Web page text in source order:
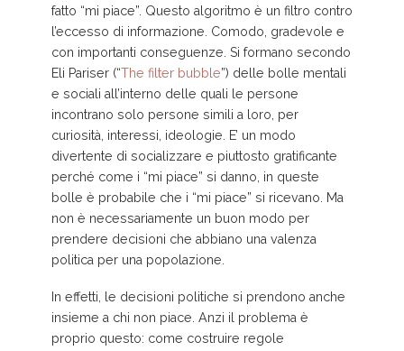
fatto “mi piace”. Questo algoritmo è un filtro contro
l’eccesso di informazione. Comodo, gradevole e
con importanti conseguenze. Si formano secondo
Eli Pariser (“The filter bubble”) delle bolle mentali
e sociali all’interno delle quali le persone
incontrano solo persone simili a loro, per
curiosità, interessi, ideologie. E’ un modo
divertente di socializzare e piuttosto gratificante
perché come i “mi piace” si danno, in queste
bolle è probabile che i “mi piace” si ricevano. Ma
non è necessariamente un buon modo per
prendere decisioni che abbiano una valenza
politica per una popolazione.
In effetti, le decisioni politiche si prendono anche
insieme a chi non piace. Anzi il problema è
proprio questo: come costruire regole